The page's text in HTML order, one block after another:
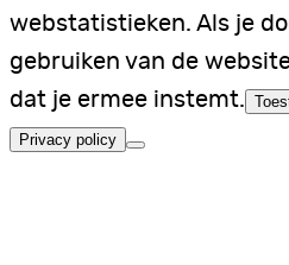
webstatistieken. Als je
gebruiken van de
dat je ermee instemt.
Privacy policy